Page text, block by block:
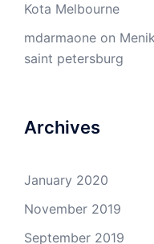
Kota Melbourne
mdarmaone on
saint petersburg
Archives
January 2020
November 2019
September 2019